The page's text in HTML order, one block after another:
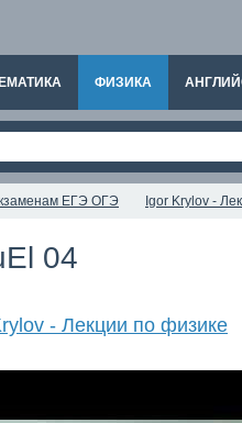
ФИЗИКА
ЕГЭ ОГЭ Igor Krylov -
04
- Лекции по физике